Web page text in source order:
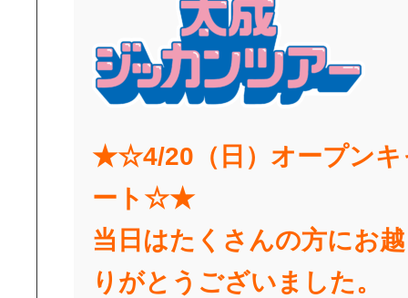
★☆4/20 （日 ）オープン
ート☆★
当日はたくさんの方にお
りがとうございました。